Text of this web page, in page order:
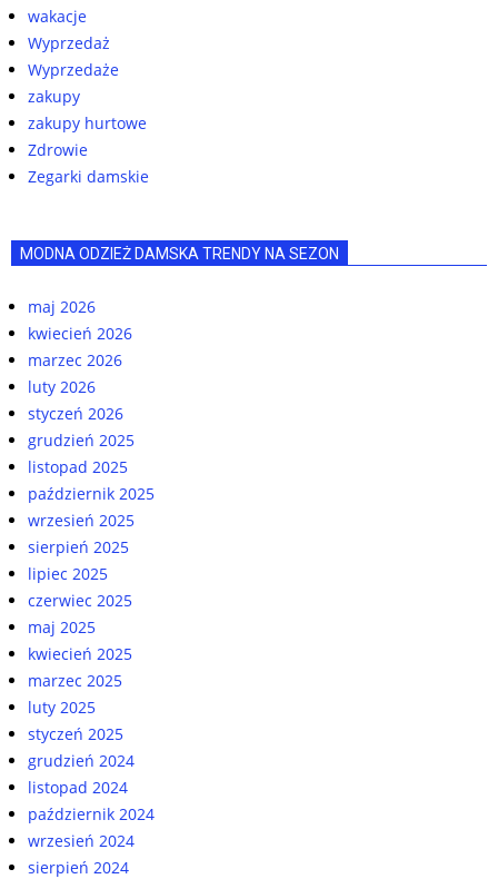
wakacje
Wyprzedaż
Wyprzedaże
zakupy
zakupy hurtowe
Zdrowie
Zegarki damskie
MODNA ODZIEŻ DAMSKA TRENDY NA SEZON
maj 2026
kwiecień 2026
marzec 2026
luty 2026
styczeń 2026
grudzień 2025
listopad 2025
październik 2025
wrzesień 2025
sierpień 2025
lipiec 2025
czerwiec 2025
maj 2025
kwiecień 2025
marzec 2025
luty 2025
styczeń 2025
grudzień 2024
listopad 2024
październik 2024
wrzesień 2024
sierpień 2024